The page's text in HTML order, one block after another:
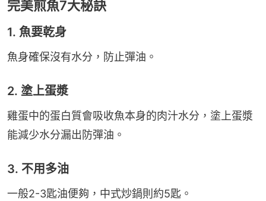
完美煎魚7大秘訣
1. 魚要乾身
魚身確保沒有水分，防止彈油。
2. 塗上蛋漿
雞蛋中的蛋白質會吸收魚本身的肉汁水分，塗上蛋漿
能減少水分漏出防彈油。
3. 不用多油
一般2-3匙油便夠，中式炒鍋則約5匙。